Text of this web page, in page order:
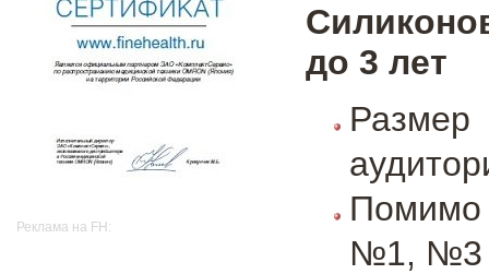
Реклама на FH:
до 3 лет
Помимо
№1, №3